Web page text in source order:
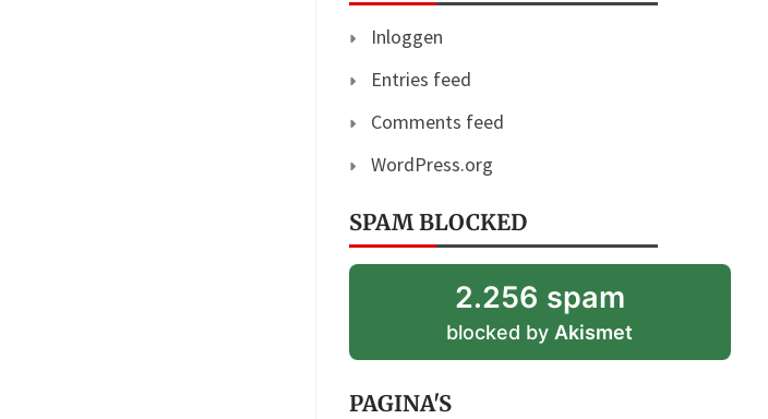
Inloggen
Entries feed
Comments feed
WordPress.org
SPAM BLOCKED
2.256 spam
blocked byAkismet
PAGINA'S